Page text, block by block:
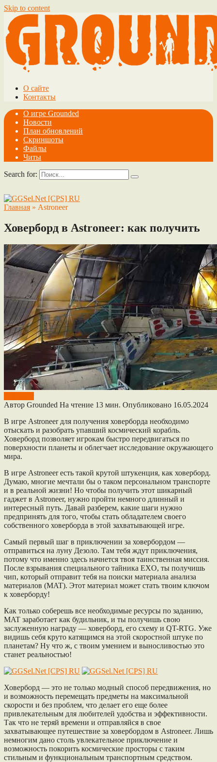
Skip to content
О сайте
Контакты
О игре Grounded
Новости
План обновлений
Скриншоты
Файлы
Читы
Search for:
Главная » Astroneer
Ховерборд в Astroneer: как получить
Автор Grounded На чтение 13 мин. Опубликовано 16.05.2024
В игре Astroneer для получения ховерборда необходимо
отыскать и разобрать упавший космический корабль.
Ховерборд позволяет игрокам быстро передвигаться по
поверхности планеты и облегчает исследование окружающего
мира.
В игре Astroneer есть такой крутой штукенция, как ховерборд.
Думаю, многие мечтали бы о таком персональном транспорте
и в реальной жизни! Но чтобы получить этот шикарный
гаджет в Astroneer, нужно пройти немного длинный и
интересный путь. Давай разберем, какие шаги нужно
предпринять для того, чтобы стать обладателем своего
собственного ховерборда в этой захватывающей игре.
Самый первый шаг в приключении за ховербордом —
отправиться на луну Дезоло. Там тебя ждут приключения,
потому что именно здесь начнется твоя таинственная миссия.
После взрывания специального тайника EXO, ты получишь
чип, который отправит тебя на поиски материала анализа
материалов (MAT). Этот материал может стать твоим ключом
к ховерборду!
Как только соберешь все необходимые ресурсы по заданию,
MAT заработает как будильник, и ты получишь свою
заслуженную награду — ховерборд, его схему и QT-RTG. Уже
видишь себя круто катящимся на этой скоростной штуке по
планетам? Ну что ж, с твоим умением и выносливостью это
станет реальностью!
Ховерборд — это не только модный способ передвижения, но
и возможность перемещать предметы на максимальной
скорости и без проблем, что делает его еще более
привлекательным для любителей удобства и эффективности.
Так что не теряй времени и отправляйся в свое
захватывающее путешествие за ховербордом в Astroneer. Лишь
немногим дано столь увлекательное приключение и
возможность покорить космические просторы с таким
стильным и функциональным транспортным средством.